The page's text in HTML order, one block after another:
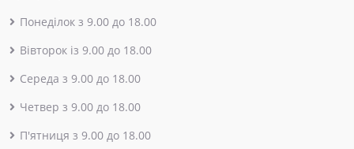
Понеділок з 9.00 до 18.00
Вівторок із 9.00 до 18.00
Середа з 9.00 до 18.00
Четвер з 9.00 до 18.00
П'ятниця з 9.00 до 18.00